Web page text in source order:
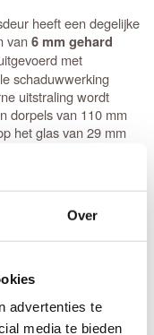
Over
advertenties te
media te bieden
heeft een degelijke
van6 mm gehard
met
schaduwwerking
uitstraling wordt
dorpels van 110 mm
het glas van 29 mm
montage: het
. Opdekdeuren
op
of afwijkende
belang dat je de